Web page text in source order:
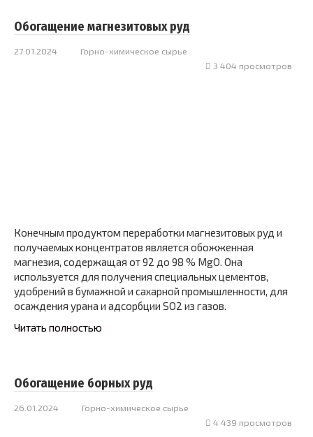
Обогащение магнезитовых руд
27.01.2024
Горно-химическое сырье
3 404 просмотров
Конечным продуктом переработки магнезитовых руд и
получаемых концентратов является обожженная
магнезия, содержащая от 92 до 98 % MgO. Она
используется для получения специальных цементов,
удобрений в бумажной и сахарной промышленности, для
осаждения урана и адсорбции SO2 из газов.
Читать полностью
Обогащение борных руд
26.01.2024
Горно-химическое сырье
4 439 просмотров